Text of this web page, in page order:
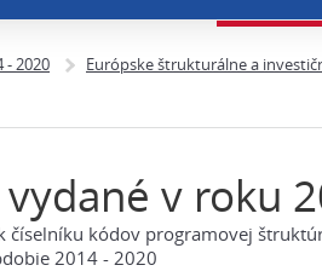
- 2020 Európske štrukturálne a
v roku
číselníku kódov programovej
2014 - 2020